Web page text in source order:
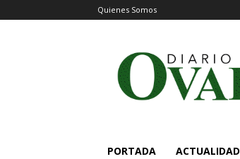
Quienes Somos
PORTADA ACTUALIDAD